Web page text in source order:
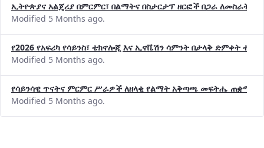
ኢትዮጵያና አልጄሪያ በምርምር፣ በልማትና በስታርታፕ ዘርፎች በጋራ ለመስራት
Modified 5 Months ago.
የ2026 የአፍሪካ የሳይንስ፣ ቴክኖሎጂ እና ኢኖቬሽን ሳምንት በታላቅ ድምቀት
Modified 5 Months ago.
የሳይንሳዊ ጥናትና ምርምር ሥራዎች ለዘላቂ የልማት አቅጣጫ መፍትሔ ጠቋሚ
Modified 5 Months ago.